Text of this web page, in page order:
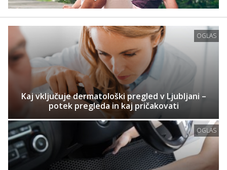
OGLAS
Kaj vključuje dermatološki pregled v Ljubljani –
potek pregleda in kaj pričakovati
OGLAS